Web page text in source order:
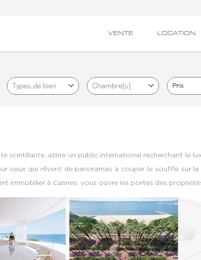
VENTE LOCATION
Types de bien Chambre(s) Prix
scintillante, attire un public international recherchant le
ceux qui rêvent de panoramas à couper le souffle sur la
immobilier à Cannes, vous ouvre les portes des